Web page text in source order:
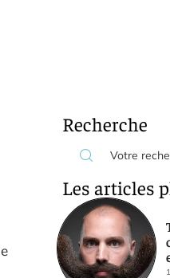
Recherche
Les articles